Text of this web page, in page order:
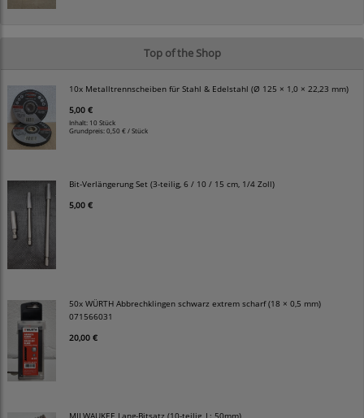
Top of the Shop
10x Metalltrennscheiben für Stahl & Edelstahl (Ø 125 × 1,0 × 22,23 mm)
5,00 €
Inhalt: 10 Stück
Grundpreis:0,50 € / Stück
Bit-Verlängerung Set (3-teilig, 6 / 10 / 15 cm, 1/4 Zoll)
5,00 €
50x WÜRTH Abbrechklingen schwarz extrem scharf (18 × 0,5 mm)
071566031
20,00 €
MILWAUKEE Lang-Bitsatz (10-teilig, L: 50mm)